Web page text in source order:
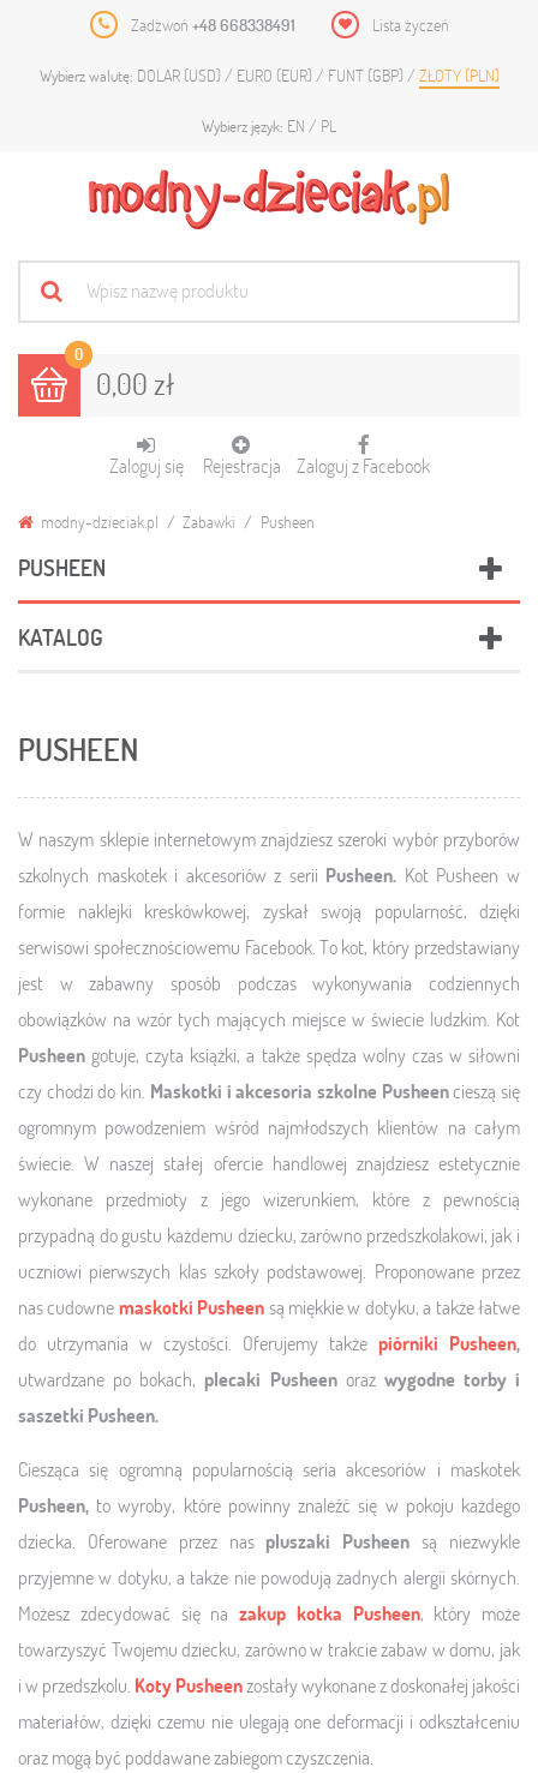
Zadzwoń +48 668338491 Lista życzeń
Wybierz walutę: DOLAR (USD) EURO (EUR) FUNT (GBP) ZŁOTY (PLN)
Wybierz język: EN PL
0
0,00 zł
Zaloguj się Rejestracja Zaloguj z Facebook
modny-dzieciak.pl Zabawki Pusheen
PUSHEEN
KATALOG
PUSHEEN
W naszym sklepie internetowym znajdziesz szeroki wybór przyborów
szkolnych maskotek i akcesoriów z serii Pusheen. Kot Pusheen w
formie naklejki kreskówkowej, zyskał swoją popularność, dzięki
serwisowi społecznościowemu Facebook. To kot, który przedstawiany
jest w zabawny sposób podczas wykonywania codziennych
obowiązków na wzór tych mających miejsce w świecie ludzkim. Kot
Pusheen gotuje, czyta książki, a także spędza wolny czas w siłowni
czy chodzi do kin. Maskotki i akcesoria szkolne Pusheencieszą się
ogromnym powodzeniem wśród najmłodszych klientów na całym
świecie. W naszej stałej ofercie handlowej znajdziesz estetycznie
wykonane przedmioty z jego wizerunkiem, które z pewnością
przypadną do gustu każdemu dziecku, zarówno przedszkolakowi, jak i
uczniowi pierwszych klas szkoły podstawowej. Proponowane przez
nas cudownemaskotki Pusheensą miękkie w dotyku, a także łatwe
do utrzymania w czystości. Oferujemy także piórniki Pusheen,
utwardzane po bokach, plecaki Pusheenoraz wygodne torby i
saszetki Pusheen.
Ciesząca się ogromną popularnością seria akcesoriów i maskotek
Pusheen, to wyroby, które powinny znaleźć się w pokoju każdego
dziecka. Oferowane przez nas pluszaki Pusheen są niezwykle
przyjemne w dotyku, a także nie powodują żadnych alergii skórnych.
Możesz zdecydować się na zakup kotka Pusheen, który może
towarzyszyć Twojemu dziecku, zarówno w trakcie zabaw w domu, jak
i w przedszkolu. Koty Pusheenzostały wykonane z doskonałej jakości
materiałów, dzięki czemu nie ulegają one deformacji i odkształceniu
oraz mogą być poddawane zabiegom czyszczenia.